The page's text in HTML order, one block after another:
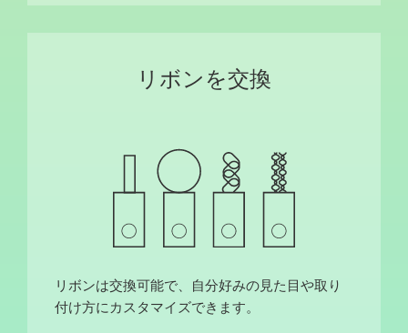
リボンを交換
リボンは交換可能で、自分好みの見た目や取り
付け方にカスタマイズできます。